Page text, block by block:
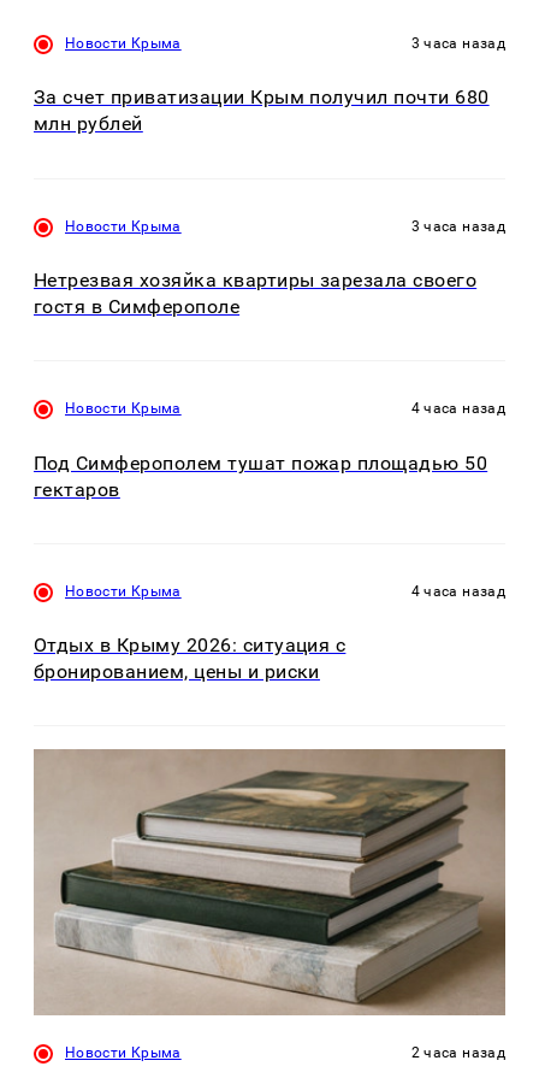
Новости Крыма 3 часа назад
За счет приватизации Крым получил почти 680
млн рублей
Новости Крыма 3 часа назад
Нетрезвая хозяйка квартиры зарезала своего
гостя в Симферополе
Новости Крыма 4 часа назад
Под Симферополем тушат пожар площадью 50
гектаров
Новости Крыма 4 часа назад
Отдых в Крыму 2026: ситуация с
бронированием, цены и риски
Новости Крыма 2 часа назад